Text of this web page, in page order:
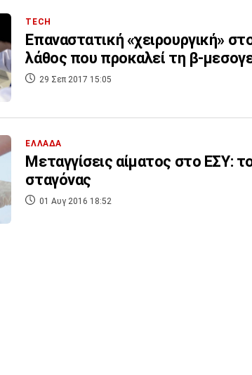
TECH
Επαναστατική «χειρουργική»
λάθος που προκαλεί τη β-
29 Σεπ 2017 15:05
ΕΛΛΑΔΑ
Μεταγγίσεις αίματος στο ΕΣΥ:
σταγόνας
01 Αυγ 2016 18:52